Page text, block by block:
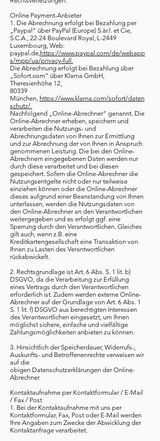
Online Payment-Anbieter
1. Die Abrechnung erfolgt bei Bezahlung per
„Paypal“ über PayPal (Europe) S.àr.l. et Cie,
S.C.A., 22-24 Boulevard Royal, L-2449
Luxembourg, Web:
paypal.de,https://www.paypal.com/de/webapp
s/mpp/ua/privacy-full.
Die Abrechnung erfolgt bei Bezahlung über
„Sofort.com“ über Klarna GmbH,
Theresienhöhe 12,
80339
München, https://www.klarna.com/sofort/daten
schutz/.
Nachfolgend „Online-Abrechner“ genannt. Die
Online-Abrechner erheben, speichern und
verarbeiten die Nutzungs- und
Abrechnungsdaten von Ihnen zur Ermittlung
und zur Abrechnung der von Ihnen in Anspruch
genommenen Leistung. Die bei den Online-
Abrechnern eingegebenen Daten werden nur
durch diese verarbeitet und bei diesen
gespeichert. Sofern die Online-Abrechner die
Nutzungsentgelte nicht oder nur teilweise
einziehen können oder die Online-Abrechner
dieses aufgrund einer Beanstandung von Ihnen
unterlassen, werden die Nutzungsdaten von
den Online-Abrechner an den Verantwortlichen
weitergegeben und es erfolgt ggf. eine
Sperrung durch den Verantwortlichen. Gleiches
gilt auch, wenn z.B. eine
Kreditkartengesellschaft eine Transaktion von
Ihnen zu Lasten des Verantwortlichen
rückabwickelt.
2. Rechtsgrundlage ist Art. 6 Abs. S. 1 lit. b)
DSGVO, da die Verarbeitung zur Erfüllung
eines Vertrags durch den Verantwortlichen
erforderlich ist. Zudem werden externe Online-
Abrechner auf der Grundlage von Art. 6 Abs. 1
S. 1 lit. f) DSGVO aus berechtigten Interessen
des Verantwortlichen eingesetzt, um Ihnen
möglichst sichere, einfache und vielfältige
Zahlungsmöglichkeiten anbieten zu können.
3. Hinsichtlich der Speicherdauer, Widerrufs-,
Auskunfts- und Betroffenenrechte verweisen wir
auf die
obigen Datenschutzerklärungen der Online-
Abrechner.
Kontaktaufnahme per Kontaktformular / E-Mail
/ Fax / Post
1. Bei der Kontaktaufnahme mit uns per
Kontaktformular, Fax, Post oder E-Mail werden
Ihre Angaben zum Zwecke der Abwicklung der
Kontaktanfrage verarbeitet.